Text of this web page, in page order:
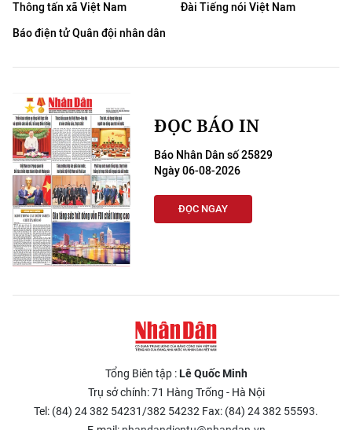
Thông tấn xã Việt Nam
Đài Tiếng nói Việt Nam
Báo điện tử Quân đội nhân dân
ĐỌC BÁO IN
Báo Nhân Dân số 25829
Ngày 06-08-2026
ĐỌC NGAY
Tổng Biên tập :Lê Quốc Minh
Trụ sở chính: 71 Hàng Trống - Hà Nội
Tel: (84) 24 382 54231/382 54232 Fax: (84) 24 382 55593.